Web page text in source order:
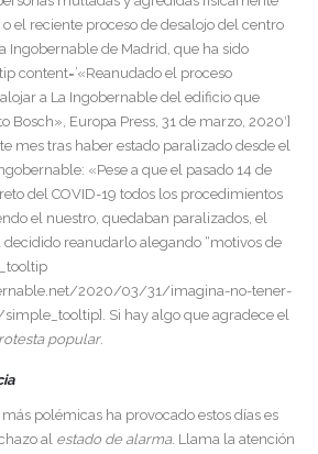
el reciente proceso de desalojo del centro
Ingobernable de Madrid, que ha sido
content=’«Reanudado el proceso
a La Ingobernable del edificio que
Bosch», Europa Press, 31 de marzo, 2020′]
mes tras haber estado paralizado desde el
«Pese a que el pasado 14 de
del COVID-19 todos los procedimientos
el nuestro, quedaban paralizados, el
decidido reanudarlo alegando “motivos de
2020/03/31/imagina-no-tener-
simple_tooltip]. Si hay algo que agradece el
popular.
polémicas ha provocado estos días es
al estado de alarma. Llama la atención